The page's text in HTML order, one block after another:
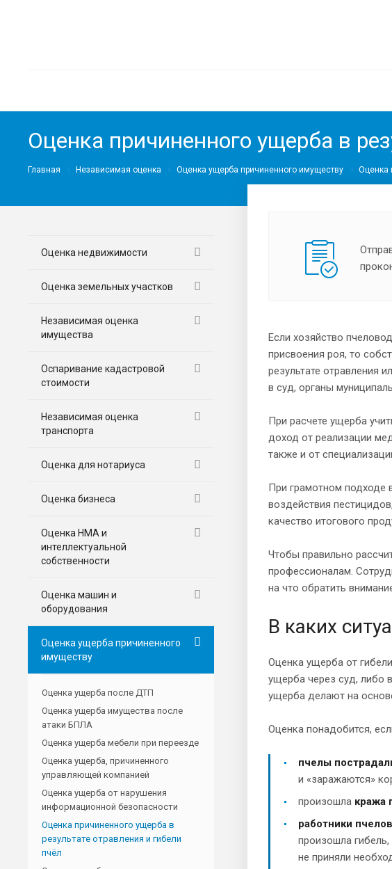
Оценка причиненного ущерба в
Главная Независимая оценка Оценка ущерба причиненного имуществу Оценка
Если хозяйство
присвоения роя, то
результате отравления
в суд, органы
При расчете ущерба
доход от реализации
также и от
При грамотном подходе
воздействия
качество итогового
Чтобы правильно
профессионалам.
на что обратить
В каких
Оценка ущерба от
ущерба через суд, либо
ущерба делают на
Оценка понадобится,
пчелы
и «заражаются»
произошла кража
работники
произошла
не приняли
Оценка недвижимости
Оценка земельных участков
Независимая оценка
имущества
Оспаривание кадастровой
стоимости
Независимая оценка
транспорта
Оценка для нотариуса
Оценка бизнеса
Оценка НМА и
интеллектуальной
собственности
Оценка машин и
оборудования
Оценка ущерба причиненного
имуществу
Оценка ущерба после ДТП
Оценка ущерба имущества после
атаки БПЛА
Оценка ущерба мебели при переезде
Оценка ущерба, причиненного
управляющей компанией
Оценка ущерба от нарушения
информационной безопасности
Оценка причиненного ущерба в
результате отравления и гибели
пчёл